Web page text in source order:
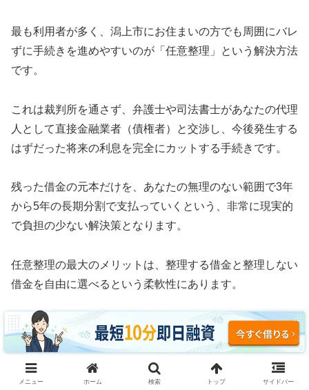
最も利用者が多く、潟上市にお住まいの方でも周囲にバレ
ずに手続きを進めやすいのが「任意整理」という解決方法
です。
これは裁判所を通さず、弁護士や司法書士があなたの代理
人として直接金融業者（債権者）と交渉し、今後発生する
はずだった将来の利息を完全にカットする手続きです。
残った借金の元本だけを、あなたの無理のない範囲で3年
から5年の長期分割で支払っていくという、非常に現実的
で負担の少ない解決策となります。
任意整理の最大のメリットは、整理する借金と整理しない
借金を自由に選べるという柔軟性にあります。
例えば、車のローンや住宅ローン、あるいは保証人に迷惑
がかかる奨学金などはそのまま支払い続け、消費者金融や
クレジットカードのリボ払いだけを対象にして利息をゼロ
にすることが可能です。
メニュー ホーム 検索 トップ サイドバー